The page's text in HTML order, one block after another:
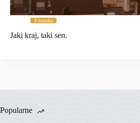
Filozofia
Jaki kraj, taki sen.
Popularne